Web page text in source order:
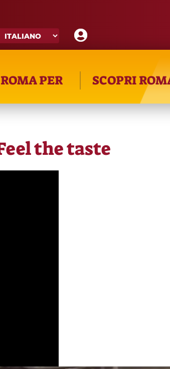
PER SCOPRI
the taste